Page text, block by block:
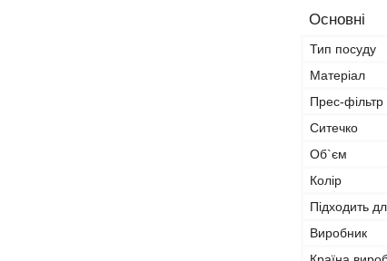
Основні
Тип посуду
Матеріал
Прес-фільтр
Ситечко
Об`єм
Колір
Підходить
Виробник